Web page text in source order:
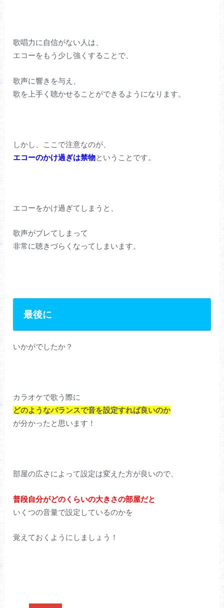
歌唱力に自信がない人は、
エコーをもう少し強くすることで、
歌声に響きを与え、
歌を上手く聴かせることができるようになります。
しかし、ここで注意なのが、
エコーのかけ過ぎは禁物ということです。
エコーをかけ過ぎてしまうと、
歌声がブレてしまって
非常に聴きづらくなってしまいます。
最後に
いかがでしたか？
カラオケで歌う際に
どのようなバランスで音を設定すれば良いのか
が分かったと思います！
部屋の広さによって設定は変えた方が良いので、
普段自分がどのくらいの大きさの部屋だと
いくつの音量で設定しているのかを
覚えておくようにしましょう！